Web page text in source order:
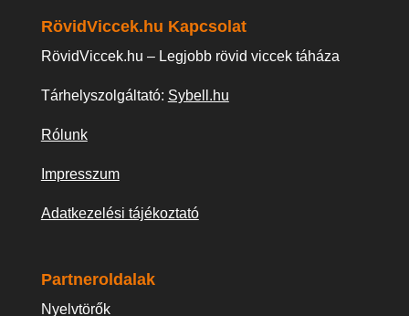
RövidViccek.hu Kapcsolat
RövidViccek.hu – Legjobb rövid viccek táháza
Tárhelyszolgáltató: Sybell.hu
Rólunk
Impresszum
Adatkezelési tájékoztató
Partneroldalak
Nyelvtörők